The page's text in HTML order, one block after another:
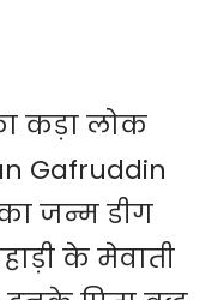
कड़ा लोक
Gafruddin
जन्म डीग
के मेवाती